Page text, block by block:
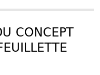
CONCEPT